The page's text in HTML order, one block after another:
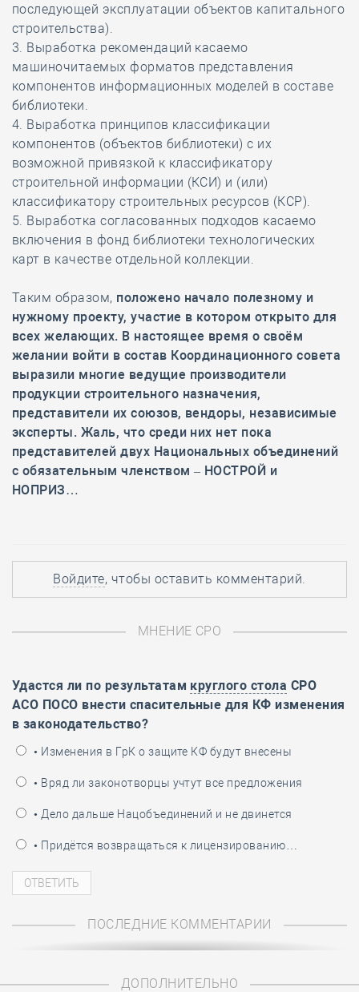
последующей эксплуатации объектов капитального
строительства).
3. Выработка рекомендаций касаемо
машиночитаемых форматов представления
компонентов информационных моделей в составе
библиотеки.
4. Выработка принципов классификации
компонентов (объектов библиотеки) с их
возможной привязкой к классификатору
строительной информации (КСИ) и (или)
классификатору строительных ресурсов (КСР).
5. Выработка согласованных подходов касаемо
включения в фонд библиотеки технологических
карт в качестве отдельной коллекции.
Таким образом, положено начало полезному и
нужному проекту, участие в котором открыто для
всех желающих. В настоящее время о своём
желании войти в состав Координационного совета
выразили многие ведущие производители
продукции строительного назначения,
представители их союзов, вендоры, независимые
эксперты. Жаль, что среди них нет пока
представителей двух Национальных объединений
с обязательным членством – НОСТРОЙ и
НОПРИЗ…
Войдите, чтобы оставить комментарий.
МНЕНИЕ СРО
Удастся ли по результатам круглого стола СРО
АСО ПОСО внести спасительные для КФ изменения
в законодательство?
• Изменения в ГрК о защите КФ будут внесены
• Вряд ли законотворцы учтут все предложения
• Дело дальше Нацобъединений и не двинется
• Придётся возвращаться к лицензированию…
ПОСЛЕДНИЕ КОММЕНТАРИИ
ДОПОЛНИТЕЛЬНО